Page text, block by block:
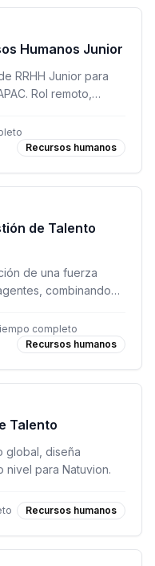
Humanos Junior
RRHH Junior para
Rol remoto,
Recursos humanos
de Talento
de una fuerza
combinando
completo
Recursos humanos
Talento
global, diseña
nivel para Natuvion.
Recursos humanos